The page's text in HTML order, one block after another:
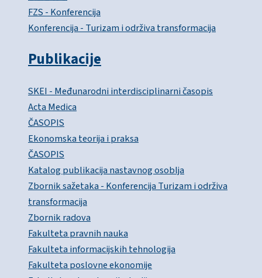
FZS - Konferencija
Konferencija - Turizam i održiva transformacija
Publikacije
SKEI - Međunarodni interdisciplinarni časopis
Acta Medica
ČASOPIS
Ekonomska teorija i praksa
ČASOPIS
Katalog publikacija nastavnog osoblja
Zbornik sažetaka - Konferencija Turizam i održiva
transformacija
Zbornik radova
Fakulteta pravnih nauka
Fakulteta informacijskih tehnologija
Fakulteta poslovne ekonomije